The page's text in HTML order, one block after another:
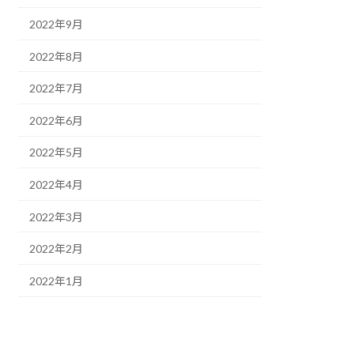
2022年9月
2022年8月
2022年7月
2022年6月
2022年5月
2022年4月
2022年3月
2022年2月
2022年1月